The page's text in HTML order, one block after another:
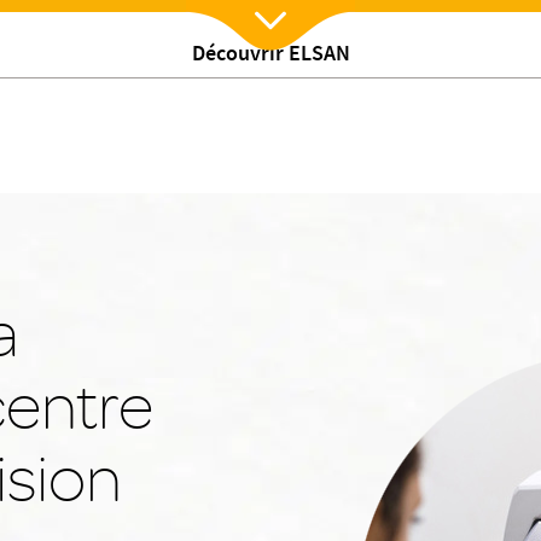
Découvrir ELSAN
Nx:Afficher menu
Correction